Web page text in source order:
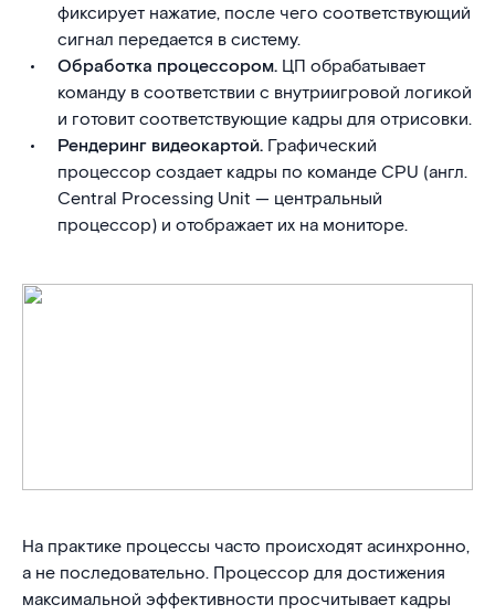
фиксирует нажатие, после чего соответствующий
сигнал передается в систему.
Обработка процессором. ЦП обрабатывает
команду в соответствии с внутриигровой логикой
и готовит соответствующие кадры для отрисовки.
Рендеринг видеокартой. Графический
процессор создает кадры по команде CPU (англ.
Central Processing Unit — центральный
процессор) и отображает их на мониторе.
На практике процессы часто происходят асинхронно,
а не последовательно. Процессор для достижения
максимальной эффективности просчитывает кадры